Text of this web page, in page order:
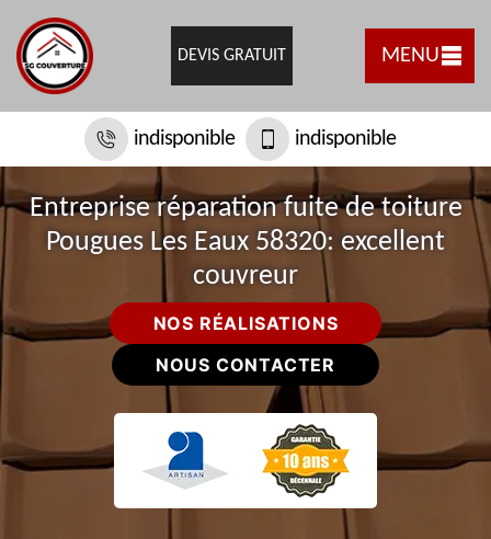
DEVIS GRATUIT MENU
indisponible indisponible
Entreprise réparation fuite de toiture
Pougues Les Eaux 58320: excellent
couvreur
NOS RÉALISATIONS
NOUS CONTACTER